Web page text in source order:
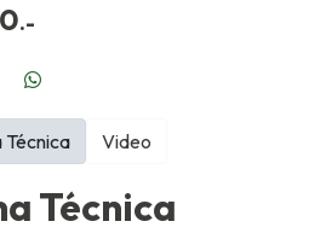
.-
Técnica
Técnica Video